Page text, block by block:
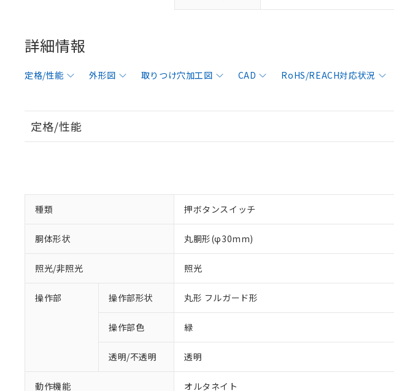
詳細情報
定格/性能 外形図 取りつけ穴加工図 CAD RoHS/REACH対応状況
定格/性能
種類 押ボタンスイッチ
胴体形状 丸胴形(φ30mm)
照光/非照光 照光
操作部 操作部形状 丸形 フルガード形
操作部色 緑
透明/不透明 透明
動作機能 オルタネイト